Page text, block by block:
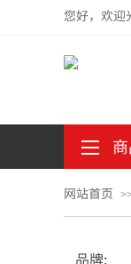
您好，欢迎
网站首页
品牌: